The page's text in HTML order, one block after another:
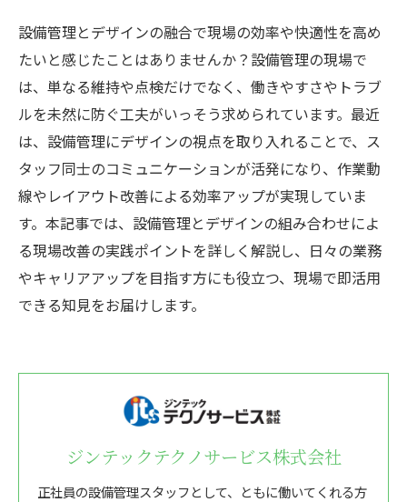
設備管理とデザインの融合で現場の効率や快適性を高め
たいと感じたことはありませんか？設備管理の現場で
は、単なる維持や点検だけでなく、働きやすさやトラブ
ルを未然に防ぐ工夫がいっそう求められています。最近
は、設備管理にデザインの視点を取り入れることで、ス
タッフ同士のコミュニケーションが活発になり、作業動
線やレイアウト改善による効率アップが実現していま
す。本記事では、設備管理とデザインの組み合わせによ
る現場改善の実践ポイントを詳しく解説し、日々の業務
やキャリアアップを目指す方にも役立つ、現場で即活用
できる知見をお届けします。
ジンテックテクノサービス株式会社
正社員の設備管理スタッフとして、ともに働いてくれる方